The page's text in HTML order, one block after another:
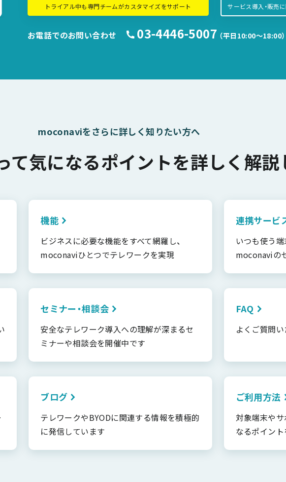
トライアル中も専門チームがカスタマイズをサポート サービス導入・販売
お電話でのお問い合わせ 03-4446-5007 （平日10:00〜18:00）
moconaviをさらに詳しく知りたい方へ
て気になるポイントを詳しく解説
機能
ビジネスに必要な機能をすべて網羅し、
moconaviひとつでテレワークを実現
連携サービ
いつも使う端
moconaviの
セミナー・相談会
安全なテレワーク導入への理解が深まるセ
ミナーや相談会を開催中です
FAQ
よくご質問
ブログ
テレワークやBYODに関連する情報を積極的
に発信しています
ご利用方法
対象端末や
なるポイン